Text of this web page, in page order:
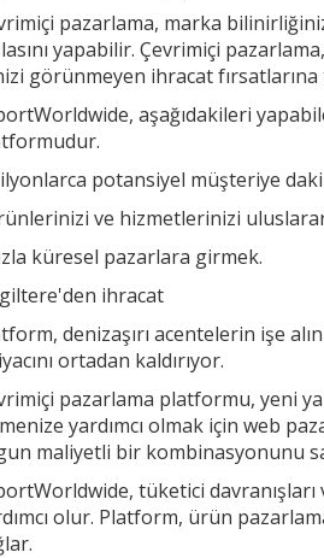
pazarlama, marka
yapabilir. Çevrimiçi
görünmeyen ihracat fırsatlarına
aşağıdakileri
potansiyel müşteriye
ve hizmetlerinizi
küresel pazarlara girmek.
ihracat
denizaşırı acentelerin işe
ortadan kaldırıyor.
pazarlama platformu, yeni
yardımcı olmak için web
maliyetli bir kombinasyonunu
tüketici
olur. Platform, ürün